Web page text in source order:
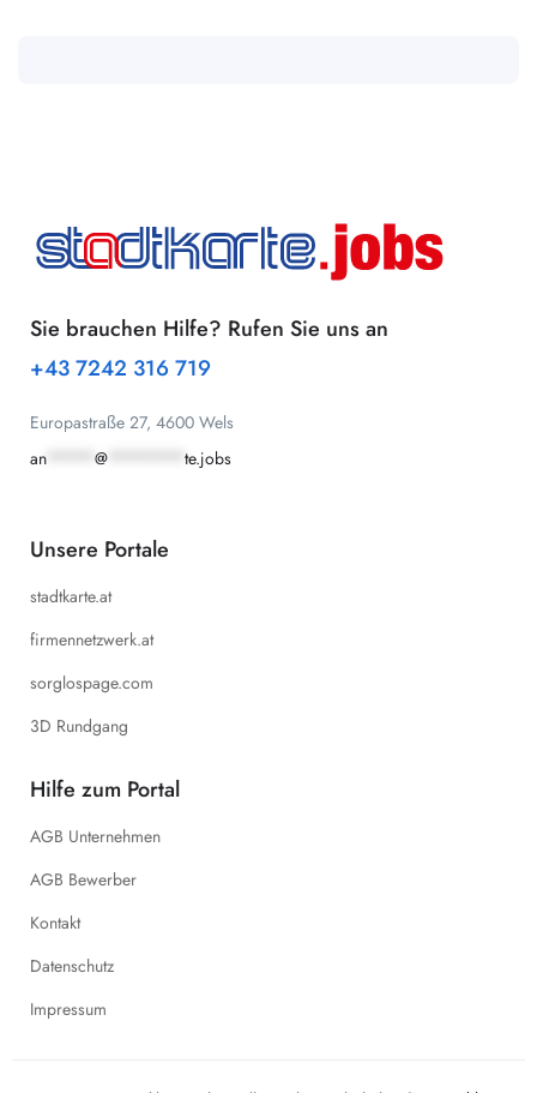
Sie brauchen Hilfe? Rufen Sie uns an
+43 7242 316 719
Europastraße 27, 4600 Wels
an
@ te.jobs
Unsere Portale
stadtkarte.at
firmennetzwerk.at
sorglospage.com
3D Rundgang
Hilfe zum Portal
AGB Unternehmen
AGB Bewerber
Kontakt
Datenschutz
Impressum